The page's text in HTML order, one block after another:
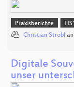
Praxisberichte
Christian Strobl
Digitale
unser